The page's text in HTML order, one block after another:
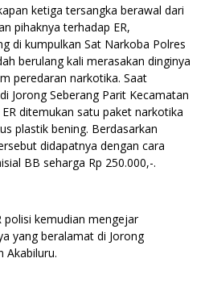
ketiga tersangka berawal dari
pihaknya terhadap ER,
di kumpulkan Sat Narkoba Polres
berulang kali merasakan dinginya
peredaran narkotika. Saat
Jorong Seberang Parit Kecamatan
ditemukan satu paket narkotika
plastik bening. Berdasarkan
didapatnya dengan cara
BB seharga Rp 250.000,-.
polisi kemudian mengejar
yang beralamat di Jorong
Akabiluru.